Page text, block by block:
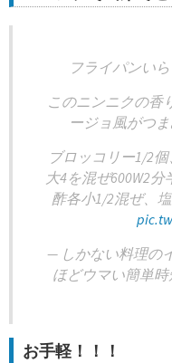
フライパンい
このニンニクの香
ージョ風がつ
ブロッコリー1/2
大4を混ぜ600W2
酢各小1/2混ぜ、
— しかない料理の
ほどウマい簡単時
お手軽！！！